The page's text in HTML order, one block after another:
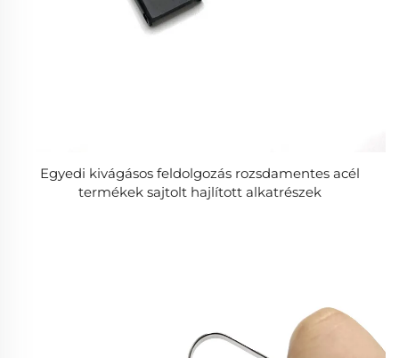
Egyedi kivágásos feldolgozás rozsdamentes acél
termékek sajtolt hajlított alkatrészek